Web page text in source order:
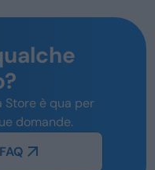
Store è qua per
domande.